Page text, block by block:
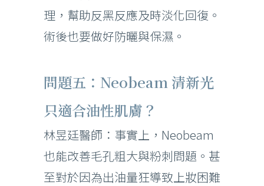
理，幫助反黑反應及時淡化回復。
術後也要做好防曬與保濕。
問題五：Neobeam 清新光
只適合油性肌膚？
林昱廷醫師：事實上，Neobeam
也能改善毛孔粗大與粉刺問題。甚
至對於因為出油量狂導致上妝困難